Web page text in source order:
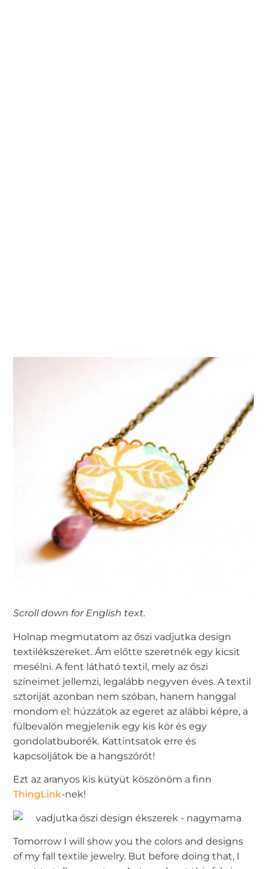
Scroll down for English text.
Holnap megmutatom az őszi vadjutka design
textilékszereket. Ám előtte szeretnék egy kicsit
mesélni. A fent látható textil, mely az őszi
színeimet jellemzi, legalább negyven éves. A textil
sztoriját azonban nem szóban, hanem hanggal
mondom el: húzzátok az egeret az alábbi képre, a
fülbevalón megjelenik egy kis kör és egy
gondolatbuborék. Kattintsatok erre és
kapcsoljátok be a hangszórót!
Ezt az aranyos kis kütyüt köszönöm a finn
ThingLink-nek!
Tomorrow I will show you the colors and designs
of my fall textile jewelry. But before doing that, I